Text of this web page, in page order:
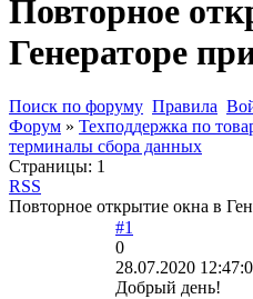
Повторное
Генераторе
Поиск по форуму Правила
Форум » Техподдержка по
терминалы сбора данных
Страницы: 1
RSS
Повторное открытие окна в
#1
0
28.07.2020
Добрый день!